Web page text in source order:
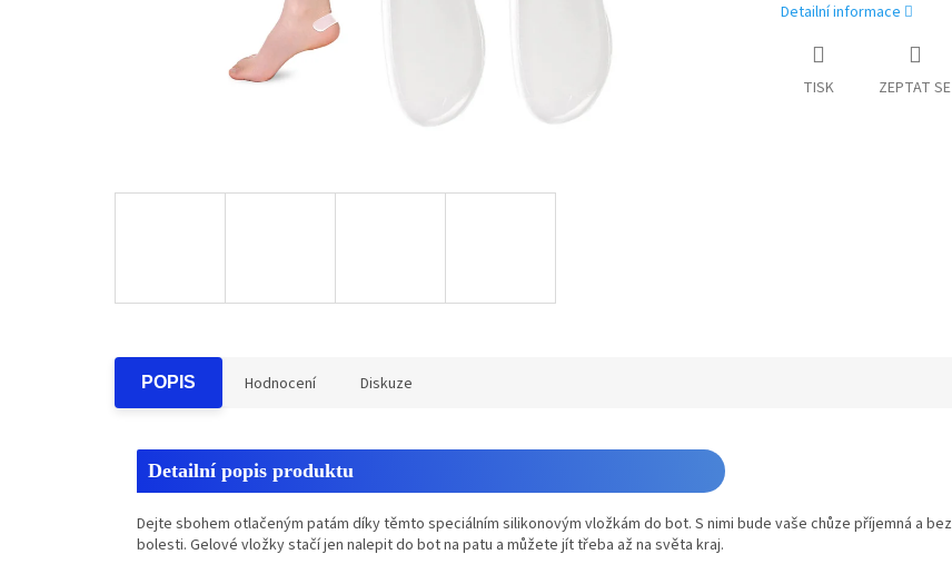
Detailní informace
TISK ZEPTAT SE
POPIS Hodnocení Diskuze
Detailní popis produktu
Dejte sbohem otlačeným patám díky těmto speciálním silikonovým vložkám do bot. S nimi bude vaše chůze příjemná a bez
bolesti. Gelové vložky stačí jen nalepit do bot na patu a můžete jít třeba až na světa kraj.